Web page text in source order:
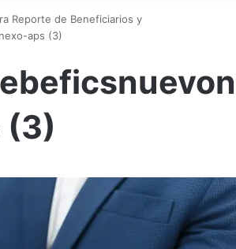
Reporte de Beneficiarios y
aps (3)
(3)